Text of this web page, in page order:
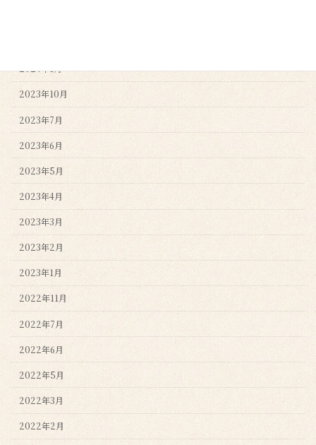
2024年1月
2023年10月
2023年7月
2023年6月
2023年5月
2023年4月
2023年3月
2023年2月
2023年1月
2022年11月
2022年7月
2022年6月
2022年5月
2022年3月
2022年2月